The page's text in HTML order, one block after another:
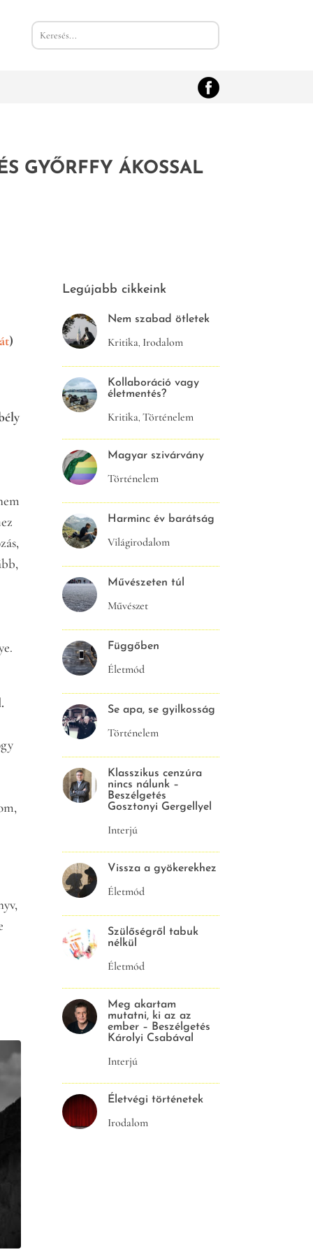
GYŐRFFY ÁKOSSAL
)
Legújabb cikkeink
Nem szabad ötletek
Kritika, Irodalom
Kollaboráció vagy
életmentés?
Kritika,Történelem
Magyar szivárvány
Történelem
Harminc év barátság
Világirodalom
Művészeten túl
Művészet
Függőben
Életmód
Se apa, se gyilkosság
Történelem
Klasszikus cenzúra
nincs nálunk –
Beszélgetés
Gosztonyi Gergellyel
Interjú
Vissza a gyökerekhez
Életmód
Szülőségről tabuk
nélkül
Életmód
Meg akartam
mutatni, ki az az
ember – Beszélgetés
Károlyi Csabával
Interjú
Életvégi történetek
Irodalom